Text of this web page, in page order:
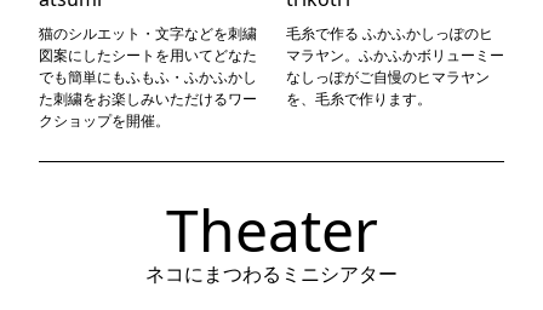
猫のシルエット・文字などを刺繍
図案にしたシートを用いてどなた
でも簡単にもふもふ・ふかふかし
た刺繍をお楽しみいただけるワー
クショップを開催。
毛糸で作る ふかふかしっぽのヒ
マラヤン。ふかふかボリューミー
なしっぽがご自慢のヒマラヤン
を、毛糸で作ります。
Theater
ネコにまつわるミニシアター